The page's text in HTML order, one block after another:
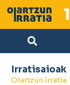
Irratisaioak
Oiartzun Irratia